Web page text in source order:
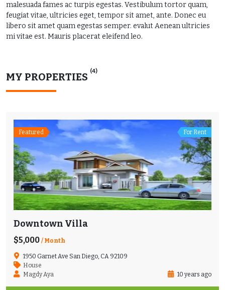
malesuada fames ac turpis egestas. Vestibulum tortor quam,
feugiat vitae, ultricies eget, tempor sit amet, ante. Donec eu
libero sit amet quam egestas semper. evalut Aenean ultricies
mi vitae est. Mauris placerat eleifend leo.
MY PROPERTIES (4)
Featured For Rent
Downtown Villa
$5,000 / Month
1950 Garnet Ave San Diego, CA 92109
House
Magdy Aya
10 years ago